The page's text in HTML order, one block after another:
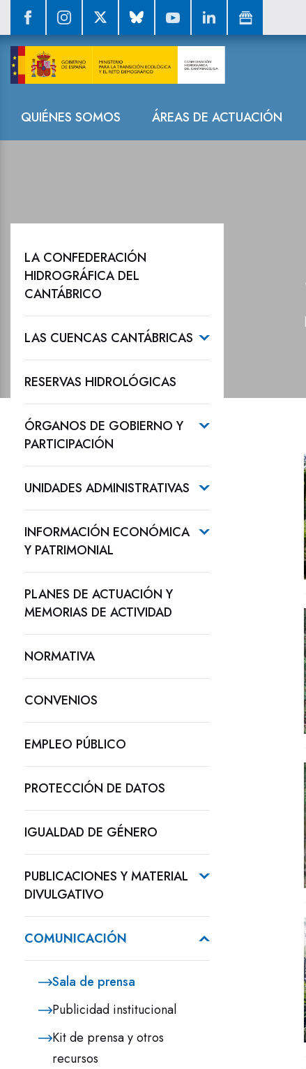
Navegación
QUIÉNES SOMOS ÁREAS DE ACTUACIÓN
Sala de
LA CONFEDERACIÓN
HIDROGRÁFICA DEL
CANTÁBRICO
LAS CUENCAS CANTÁBRICAS
RESERVAS HIDROLÓGICAS
ÓRGANOS DE GOBIERNO Y
PARTICIPACIÓN
UNIDADES ADMINISTRATIVAS
INFORMACIÓN ECONÓMICA
Y PATRIMONIAL
PLANES DE ACTUACIÓN Y
MEMORIAS DE ACTIVIDAD
NORMATIVA
CONVENIOS
EMPLEO PÚBLICO
PROTECCIÓN DE DATOS
IGUALDAD DE GÉNERO
PUBLICACIONES Y MATERIAL
DIVULGATIVO
COMUNICACIÓN
Sala de prensa
Publicidad institucional
Kit de prensa y otros
recursos